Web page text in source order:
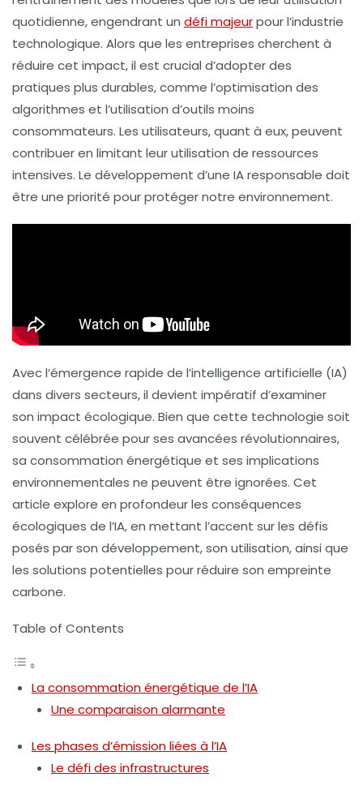
quotidienne, engendrant un défi majeurpour l’industrie
technologique. Alors que les entreprises cherchent à
réduire cet impact, il est crucial d’adopter des
pratiques plus durables, comme l’optimisation des
algorithmes et l’utilisation d’outils moins
consommateurs. Les utilisateurs, quant à eux, peuvent
contribuer en limitant leur utilisation de ressources
intensives. Le développement d’une IA responsable doit
être une priorité pour protéger notre environnement.
Avec l’émergence rapide de l’intelligence artificielle (IA)
dans divers secteurs, il devient impératif d’examiner
son impact écologique. Bien que cette technologie soit
souvent célébrée pour ses avancées révolutionnaires,
sa consommation énergétique et ses implications
environnementales ne peuvent être ignorées. Cet
article explore en profondeur les conséquences
écologiques de l’IA, en mettant l’accent sur les défis
posés par son développement, son utilisation, ainsi que
les solutions potentielles pour réduire son empreinte
carbone.
Table of Contents
La consommation énergétique de l’IA
Une comparaison alarmante
Les phases d’émission liées à l’IA
Le défi des infrastructures